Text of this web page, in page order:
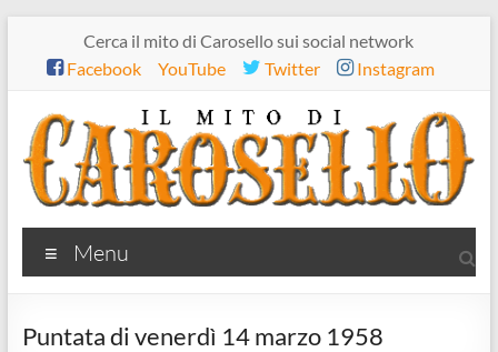
contenuto
Cerca il mito di Carosello sui social network
Facebook
YouTube Twitter Instagram
Il
mito
di
Menu
Puntata di venerdì 14 marzo 1958